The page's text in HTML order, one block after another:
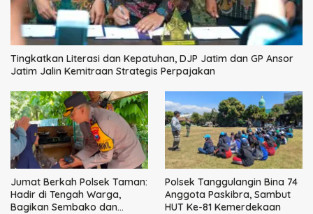
Tingkatkan Literasi dan Kepatuhan, DJP Jatim dan GP Ansor
Jatim Jalin Kemitraan Strategis Perpajakan
Jumat Berkah Polsek Taman:
Hadir di Tengah Warga,
Bagikan Sembako dan
Polsek Tanggulangin Bina 74
Anggota Paskibra, Sambut
HUT Ke-81 Kemerdekaan